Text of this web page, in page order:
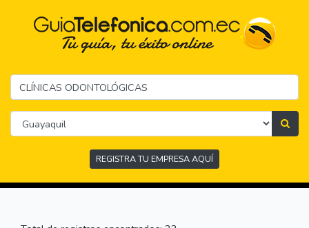
REGISTRA TU EMPRESA AQUÍ